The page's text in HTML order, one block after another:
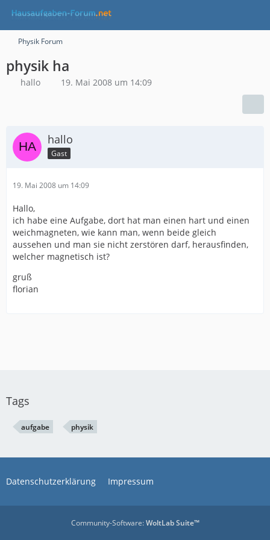
Physik Forum
physik ha
hallo 19. Mai 2008 um 14:09
hallo
Gast
19. Mai 2008 um 14:09
Hallo,
ich habe eine Aufgabe, dort hat man einen hart und einen
weichmagneten, wie kann man, wenn beide gleich
aussehen und man sie nicht zerstören darf, herausfinden,
welcher magnetisch ist?
gruß
florian
Tags
aufgabe physik
Datenschutzerklärung Impressum
Community-Software:WoltLab Suite™